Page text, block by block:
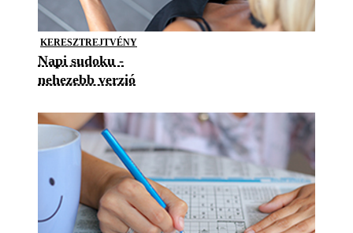
KERESZTREJTVÉNY
Napi sudoku -
nehezebb verzió